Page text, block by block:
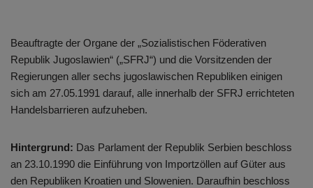
Beauftragte der Organe der „Sozialistischen Föderativen
Republik Jugoslawien“ („SFRJ“) und die Vorsitzenden der
Regierungen aller sechs jugoslawischen Republiken einigen
sich am 27.05.1991 darauf, alle innerhalb der SFRJ errichteten
Handelsbarrieren aufzuheben.
Hintergrund: Das Parlament der Republik Serbien beschloss
an 23.10.1990 die Einführung von Importzöllen auf Güter aus
den Republiken Kroatien und Slowenien. Daraufhin beschloss